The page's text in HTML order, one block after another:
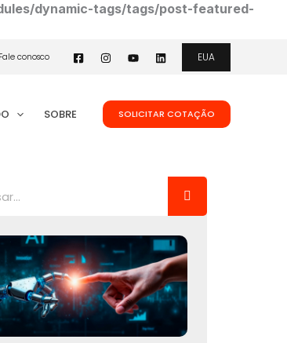
dynamic-tags/tags/post-featured-
Fale conosco EUA
SOBRE SOLICITAR COTAÇÃO